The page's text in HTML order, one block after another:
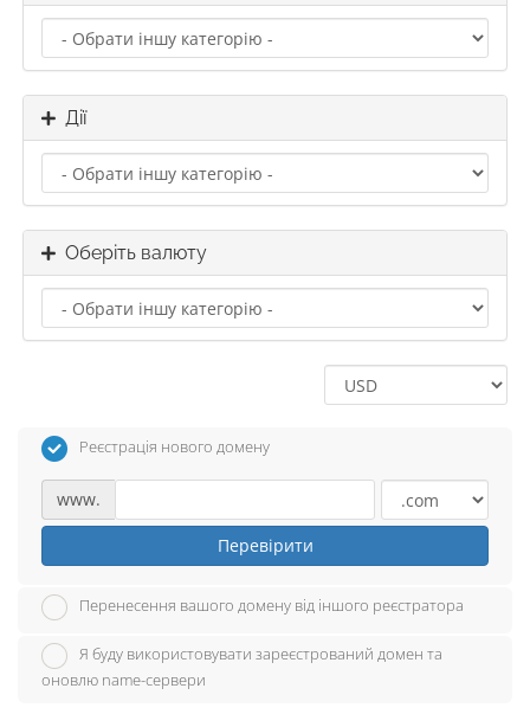
Дії
Оберіть валюту
Реєстрація нового домену
www.
Перевірити
Перенесення вашого домену від іншого реєстратора
Я буду використовувати зареєстрований домен та
оновлю name-сервери